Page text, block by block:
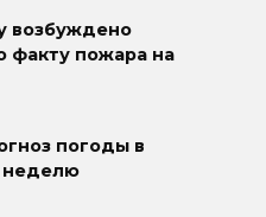
возбуждено
факту пожара на
погоды в
неделю